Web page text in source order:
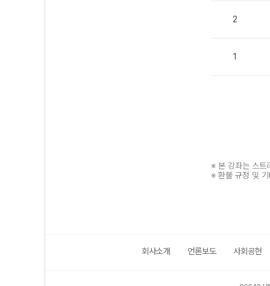
2
1
※ 본 강좌는 스트
※ 환불 규정 및
회사소개 언론보도 사회공헌